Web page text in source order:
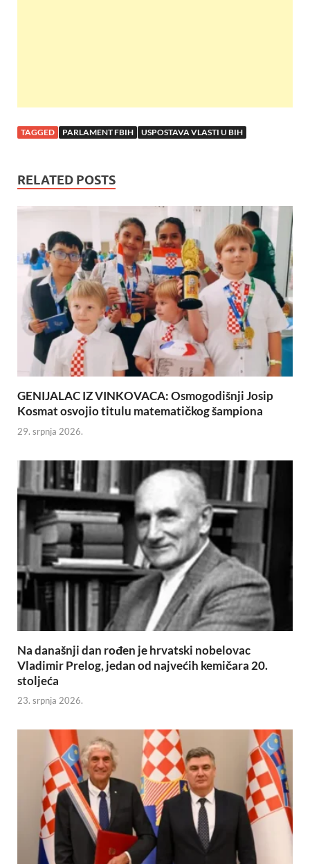
TAGGED PARLAMENT FBIH USPOSTAVA VLASTI U BIH
RELATED POSTS
GENIJALAC IZ VINKOVACA: Osmogodišnji Josip
Kosmat osvojio titulu matematičkog šampiona
29. srpnja 2026.
Na današnji dan rođen je hrvatski nobelovac
Vladimir Prelog, jedan od najvećih kemičara 20.
stoljeća
23. srpnja 2026.